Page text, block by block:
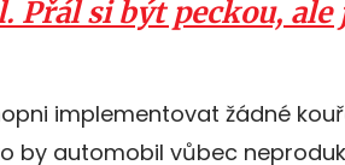
Přál si být peckou, ale
implementovat žádné
by automobil vůbec